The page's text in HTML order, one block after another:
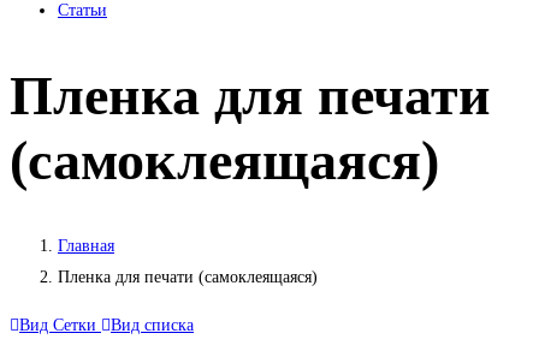
Статьи
Пленка для печати
(самоклеящаяся)
Главная
Пленка для печати (самоклеящаяся)
Вид Сетки Вид списка